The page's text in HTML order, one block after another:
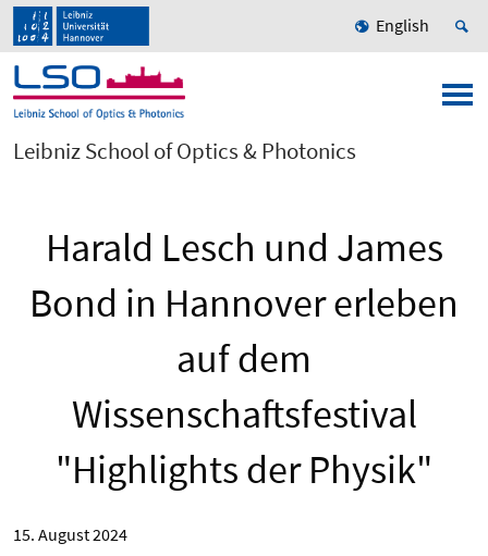
English
Leibniz School of Optics & Photonics
Harald Lesch und James
Bond in Hannover erleben
auf dem
Wissenschaftsfestival
"Highlights der Physik"
15. August 2024